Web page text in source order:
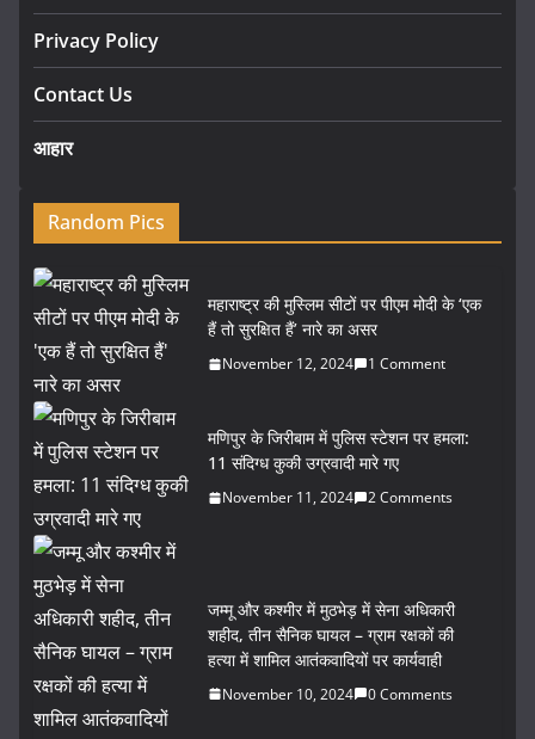
Privacy Policy
Contact Us
आहार
Random Pics
महाराष्ट्र की मुस्लिम सीटों पर पीएम मोदी के ‘एक
हैं तो सुरक्षित हैं’ नारे का असर
November 12, 2024 1 Comment
मणिपुर के जिरीबाम में पुलिस स्टेशन पर हमला:
11 संदिग्ध कुकी उग्रवादी मारे गए
November 11, 2024 2 Comments
जम्मू और कश्मीर में मुठभेड़ में सेना अधिकारी
शहीद, तीन सैनिक घायल – ग्राम रक्षकों की
हत्या में शामिल आतंकवादियों पर कार्यवाही
November 10, 2024 0 Comments